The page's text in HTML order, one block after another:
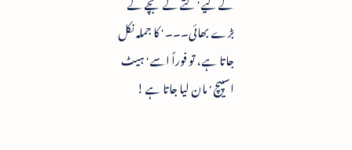
بڑے بھائی۔۔۔ ' کا جملہ نکل
جاتا ہے ، تو فوراً اسے ' ہیٹ
اسپیچ ' مان لیا جاتا ہے !